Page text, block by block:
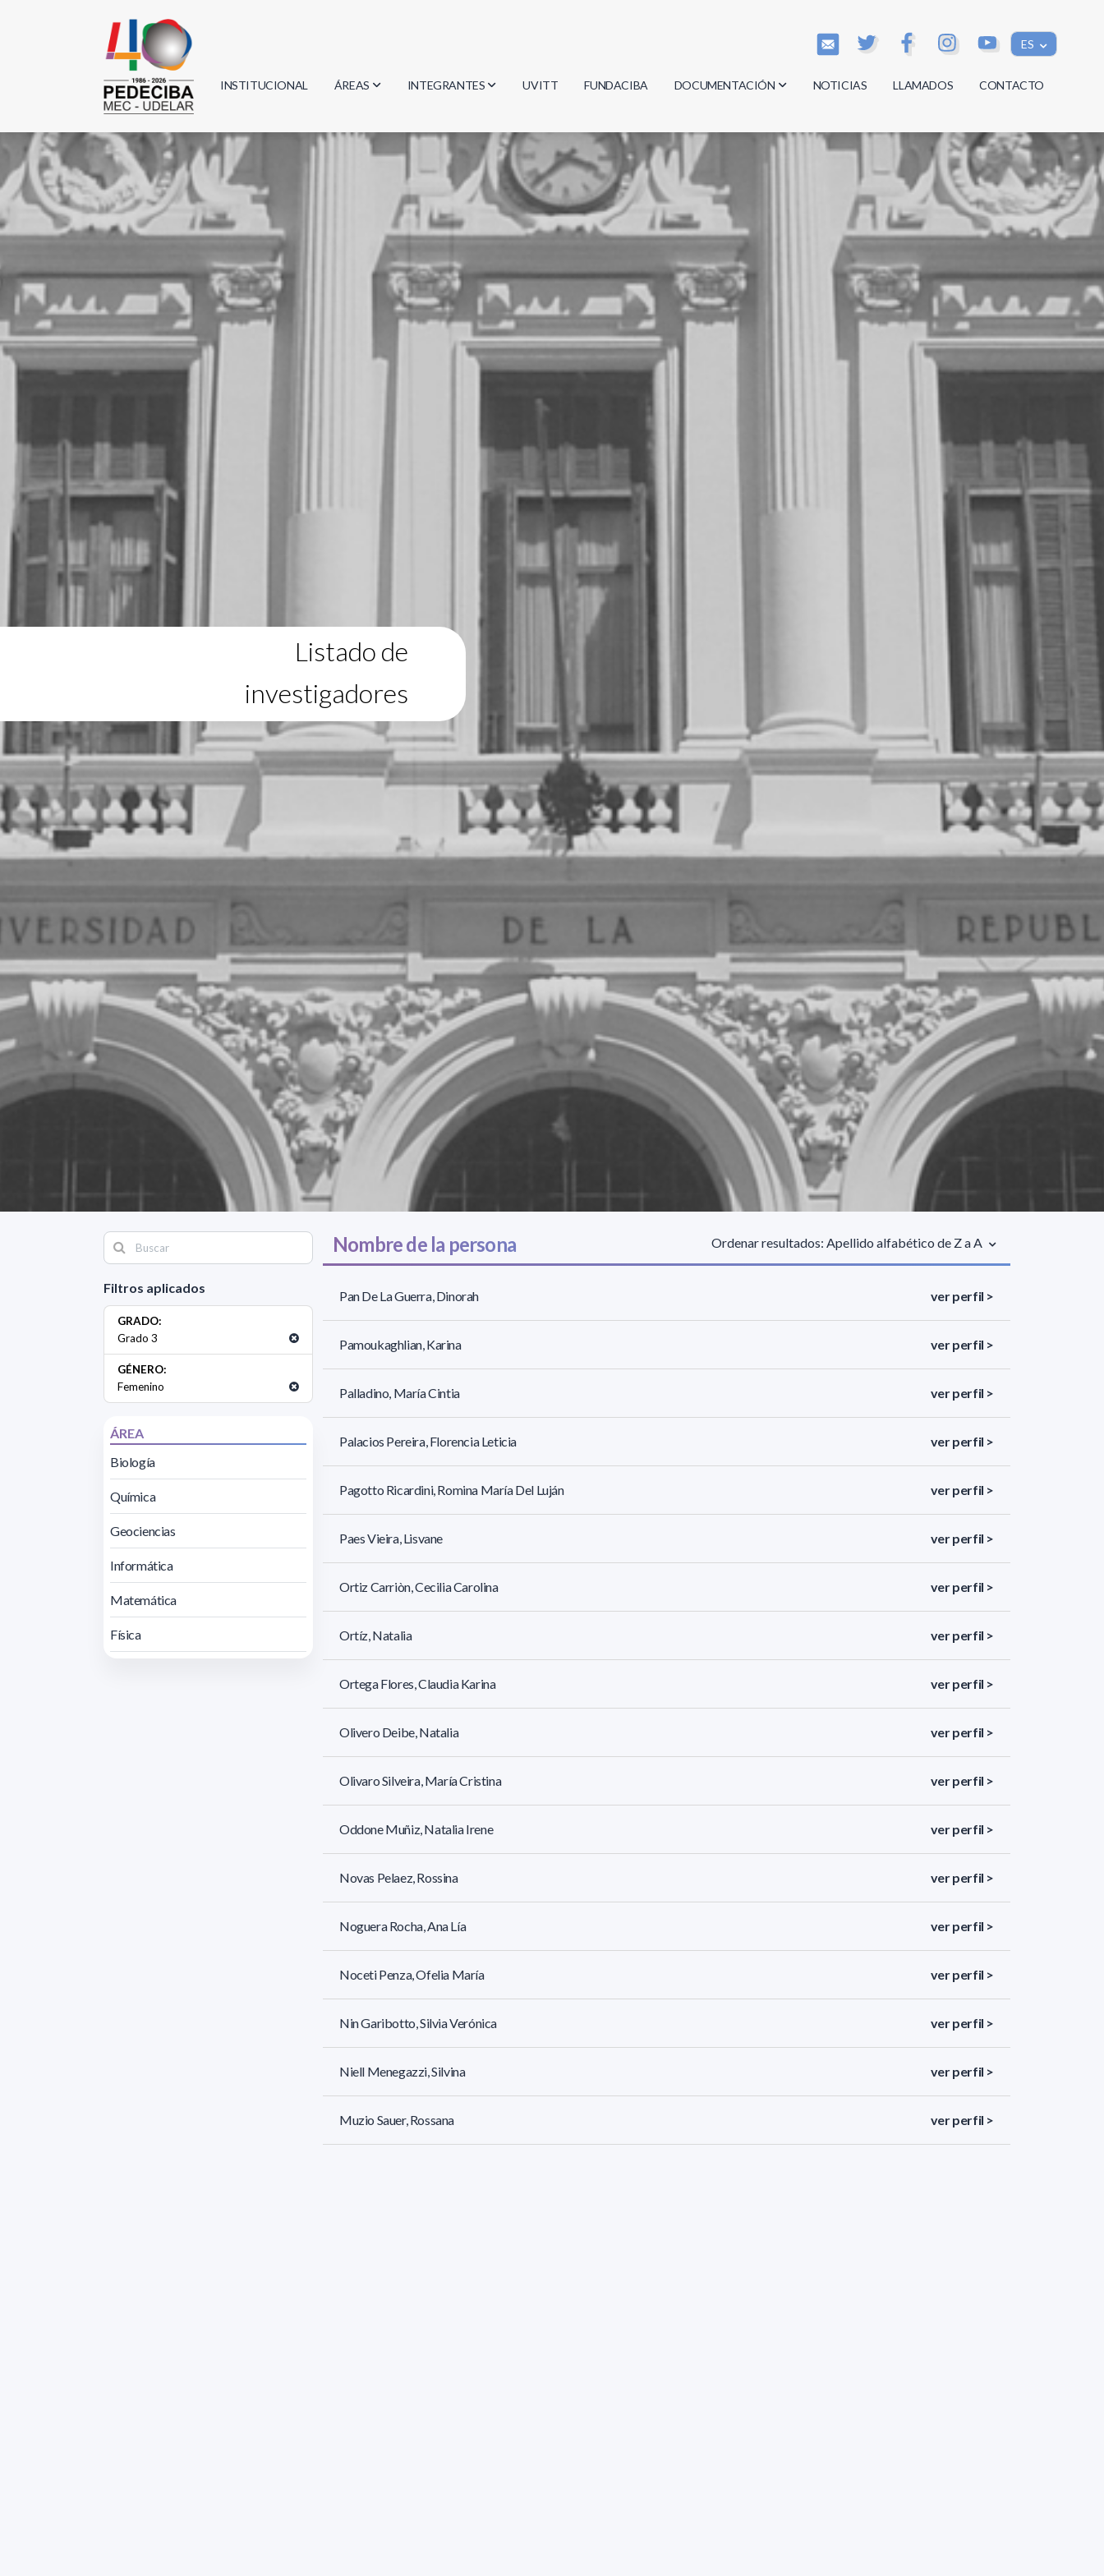
ES
INSTITUCIONAL ÁREAS
Biología
Informática
Matemática
INTEGRANTES
Investigadores
Estudiantes
Egresados
UVITT FUNDACIBA DOCUMENTACIÓN
Actas
Reglamentos
Documentos
NOTICIAS LLAMADOS CONTACTO
Listado de
investigadores
Filtros aplicados
GRADO:
Grado 3
GÉNERO:
Femenino
ÁREA
Biología
Química
Geociencias
Informática
Matemática
Física
Nombre de la persona Ordenar resultados: Apellido alfabético de Z a A
Pan De La Guerra, Dinorah ver perfil >
Pamoukaghlian, Karina ver perfil >
Palladino, María Cintia ver perfil >
Palacios Pereira, Florencia Leticia ver perfil >
Pagotto Ricardini, Romina María Del Luján ver perfil >
Paes Vieira, Lisvane ver perfil >
Ortiz Carriòn, Cecilia Carolina ver perfil >
Ortíz, Natalia ver perfil >
Ortega Flores, Claudia Karina ver perfil >
Olivero Deibe, Natalia ver perfil >
Olivaro Silveira, María Cristina ver perfil >
Oddone Muñiz, Natalia Irene ver perfil >
Novas Pelaez, Rossina ver perfil >
Noguera Rocha, Ana Lía ver perfil >
Noceti Penza, Ofelia María ver perfil >
Nin Garibotto, Silvia Verónica ver perfil >
Niell Menegazzi, Silvina ver perfil >
Muzio Sauer, Rossana ver perfil >